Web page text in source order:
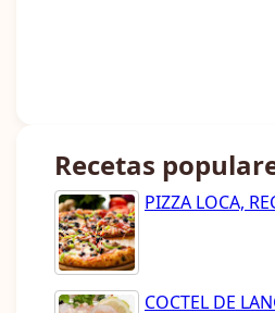
Recetas
PIZZA LOCA,
COCTEL DE